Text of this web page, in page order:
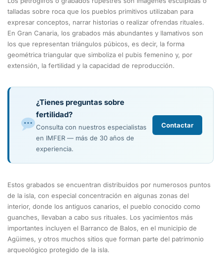
talladas sobre roca que los pueblos primitivos utilizaban para
expresar conceptos, narrar historias o realizar ofrendas rituales.
En Gran Canaria, los grabados más abundantes y llamativos son
los que representan triángulos púbicos, es decir, la forma
geométrica triangular que simboliza el pubis femenino y, por
extensión, la fertilidad y la capacidad de reproducción.
¿Tienes preguntas sobre
fertilidad?
Consulta con nuestros especialistas
en IMFER — más de 30 años de
experiencia.
Contactar
Estos grabados se encuentran distribuidos por numerosos puntos
de la isla, con especial concentración en algunas zonas del
interior, donde los antiguos canarios, el pueblo conocido como
guanches, llevaban a cabo sus rituales. Los yacimientos más
importantes incluyen el Barranco de Balos, en el municipio de
Agüimes, y otros muchos sitios que forman parte del patrimonio
arqueológico protegido de la isla.